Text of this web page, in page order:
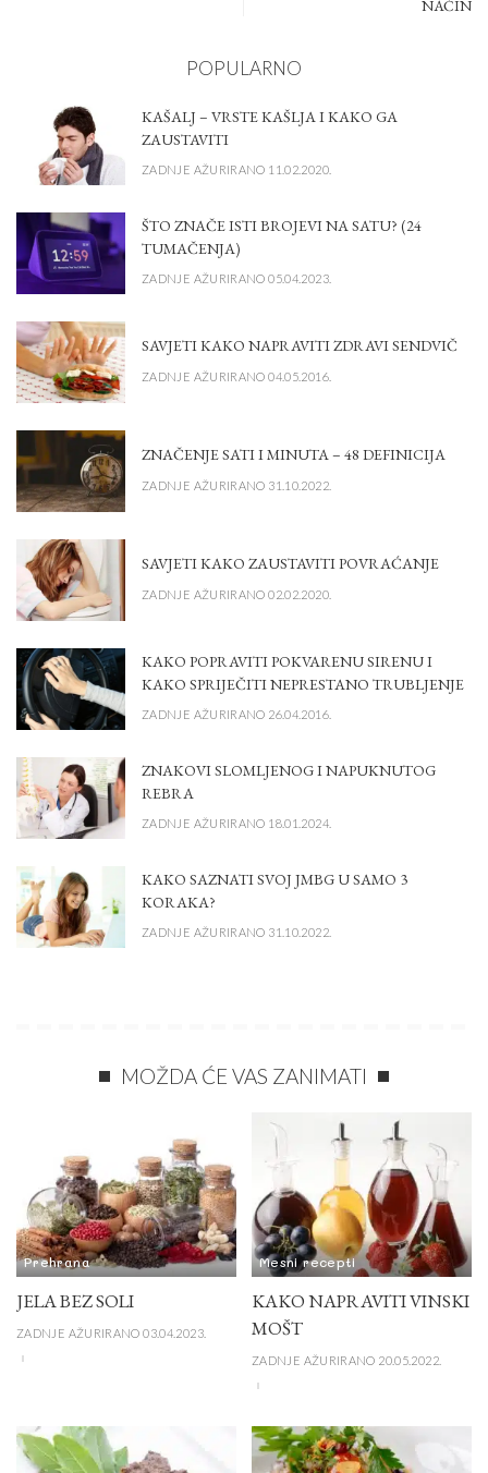
NAČIN
POPULARNO
KAŠALJ – VRSTE KAŠLJA I KAKO GA
ZAUSTAVITI
ZADNJE AŽURIRANO 11.02.2020.
ŠTO ZNAČE ISTI BROJEVI NA SATU? (24
TUMAČENJA)
ZADNJE AŽURIRANO 05.04.2023.
SAVJETI KAKO NAPRAVITI ZDRAVI SENDVIČ
ZADNJE AŽURIRANO 04.05.2016.
ZNAČENJE SATI I MINUTA – 48 DEFINICIJA
ZADNJE AŽURIRANO 31.10.2022.
SAVJETI KAKO ZAUSTAVITI POVRAĆANJE
ZADNJE AŽURIRANO 02.02.2020.
KAKO POPRAVITI POKVARENU SIRENU I
KAKO SPRIJEČITI NEPRESTANO TRUBLJENJE
ZADNJE AŽURIRANO 26.04.2016.
ZNAKOVI SLOMLJENOG I NAPUKNUTOG
REBRA
ZADNJE AŽURIRANO 18.01.2024.
KAKO SAZNATI SVOJ JMBG U SAMO 3
KORAKA?
ZADNJE AŽURIRANO 31.10.2022.
MOŽDA ĆE VAS ZANIMATI
Prehrana
JELA BEZ SOLI
ZADNJE AŽURIRANO 03.04.2023.
Mesni recepti
KAKO NAPRAVITI VINSKI
MOŠT
ZADNJE AŽURIRANO 20.05.2022.